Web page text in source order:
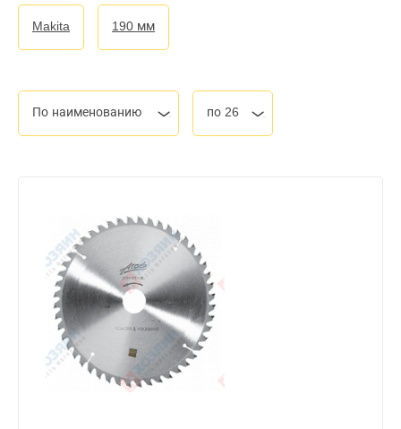
Makita 190 мм
По наименованию по 26